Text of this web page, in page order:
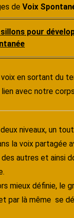
de Voix
pour
en sortant du
avec notre
niveaux, un
la voix
autres et ainsi
mieux définie, le
par là même se